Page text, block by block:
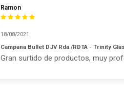
Ramon
18/08/2021
Campana Bullet DJV Rda /RDTA - Trinity
Gran surtido de productos, muy